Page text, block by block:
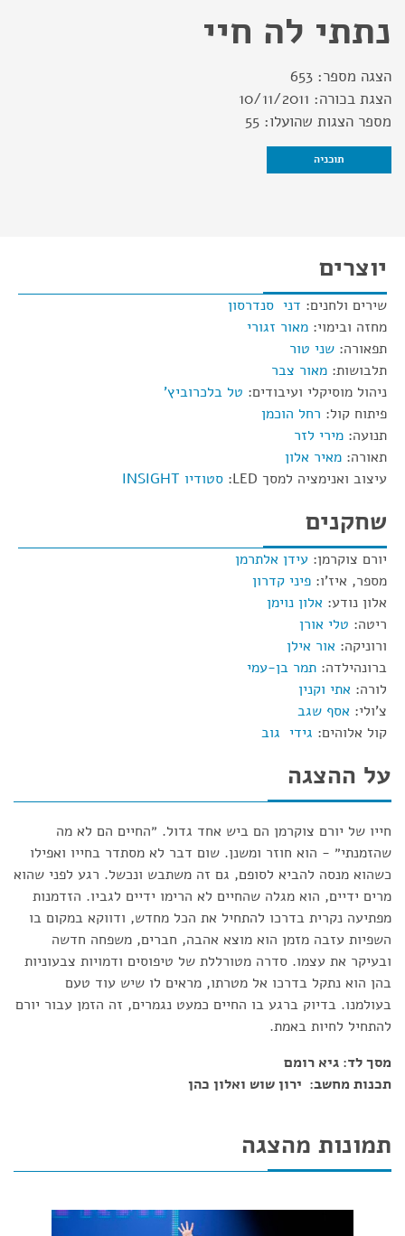
נתתי לה חיי
הצגה מספר: 653
הצגת בכורה: 10/11/2011
מספר הצגות שהועלו: 55
תוכניה
יוצרים
שירים ולחנים: דני סנדרסון
מחזה ובימוי: מאור זגורי
תפאורה: שני טור
תלבושות: מאור צבר
ניהול מוסיקלי ועיבודים: טל בלכרוביץ'
פיתוח קול: רחל הוכמן
תנועה: מירי לזר
תאורה: מאיר אלון
עיצוב ואנימציה למסך LED:
סטודיו INSIGHT
שחקנים
יורם צוקרמן: עידן אלתרמן
מספר, איז'ו: פיני קדרון
אלון נודע: אלון נוימן
ריטה: טלי אורן
ורוניקה: אור אילן
ברונהילדה: תמר בן-עמי
לורה: אתי וקנין
צ'ולי: אסף שגב
קול אלוהים: גידי גוב
על ההצגה
חייו של יורם צוקרמן הם ביש אחד גדול. ״החיים הם לא מה
שהזמנתי״ - הוא חוזר ומשנן. שום דבר לא מסתדר בחייו ואפילו
כשהוא מנסה להביא לסופם, גם זה משתבש ונכשל. רגע לפני שהוא
מרים ידיים, הוא מגלה שהחיים לא הרימו ידיים לגביו. הזדמנות
מפתיעה נקרית בדרכו להתחיל את הכל מחדש, ודווקא במקום בו
השפיות עזבה מזמן הוא מוצא אהבה, חברים, משפחה חדשה
ובעיקר את עצמו. סדרה מטורללת של טיפוסים ודמויות צבעוניות
בהן הוא נתקל בדרכו אל מטרתו, מראים לו שיש עוד טעם
בעולמנו. בדיוק ברגע בו החיים כמעט נגמרים, זה הזמן עבור יורם
להתחיל לחיות באמת.
מסך לד: גיא רומם
תכנות מחשב: ירון שוש ואלון כהן
תמונות מהצגה